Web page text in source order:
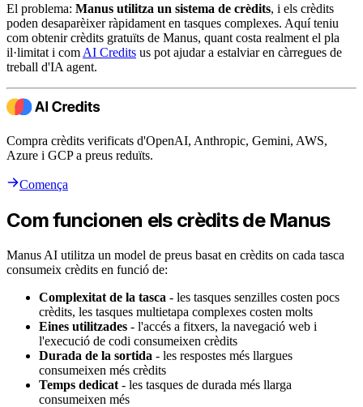
El problema: Manus utilitza un sistema de crèdits, i els crèdits
poden desaparèixer ràpidament en tasques complexes. Aquí teniu
com obtenir crèdits gratuïts de Manus, quant costa realment el pla
il·limitat i com AI Credits us pot ajudar a estalviar en càrregues de
treball d'IA agent.
Compra crèdits verificats d'OpenAI, Anthropic, Gemini, AWS,
Azure i GCP a preus reduïts.
Comença
Com funcionen els crèdits de Manus
Manus AI utilitza un model de preus basat en crèdits on cada tasca
consumeix crèdits en funció de:
Complexitat de la tasca - les tasques senzilles costen pocs
crèdits, les tasques multietapa complexes costen molts
Eines utilitzades - l'accés a fitxers, la navegació web i
l'execució de codi consumeixen crèdits
Durada de la sortida - les respostes més llargues
consumeixen més crèdits
Temps dedicat - les tasques de durada més llarga
consumeixen més